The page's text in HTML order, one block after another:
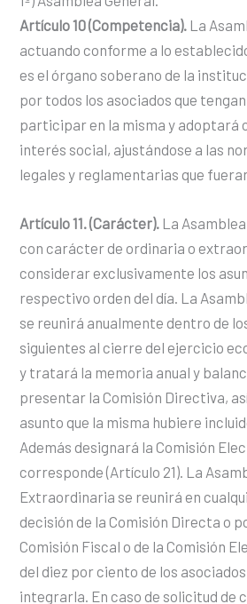
Artículo 10 (Competencia). La
actuando conforme a lo
es el órgano soberano de la
por todos los asociados que
participar en la misma y adoptará
interés social, ajustándose a las
legales y reglamentarias que
Artículo 11. (Carácter). La
con carácter de ordinaria o
considerar exclusivamente los
respectivo orden del día. La
se reunirá anualmente dentro de
siguientes al cierre del ejercicio
y tratará la memoria anual y
presentar la Comisión Directiva,
asunto que la misma hubiere
Además designará la Comisión
corresponde (Artículo 21). La
Extraordinaria se reunirá en
decisión de la Comisión Directa o
Comisión Fiscal o de la Comisión
del diez por ciento de los
integrarla. En caso de solicitud de